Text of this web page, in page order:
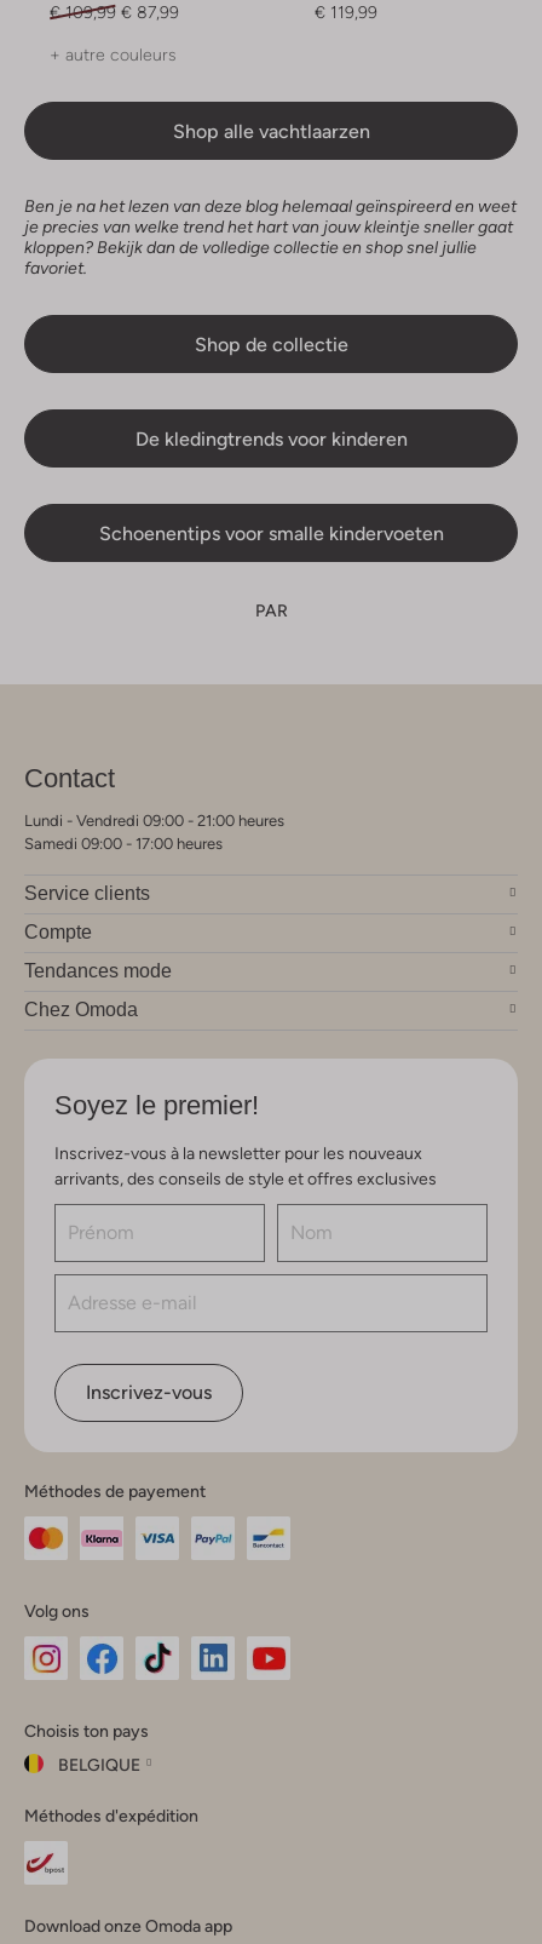
€ 109,99 € 87,99
+ autre couleurs
€ 119,99
Shop alle vachtlaarzen
Ben je na het lezen van deze blog helemaal geïnspireerd en weet
je precies van welke trend het hart van jouw kleintje sneller gaat
kloppen? Bekijk dan de volledige collectie en shop snel jullie
favoriet.
Shop de collectie
De kledingtrends voor kinderen
Schoenentips voor smalle kindervoeten
PAR
Contact
Lundi - Vendredi 09:00 - 21:00 heures
Samedi 09:00 - 17:00 heures
Service clients
Compte
Tendances mode
Chez Omoda
Soyez le premier!
Inscrivez-vous à la newsletter pour les nouveaux
arrivants, des conseils de style et offres exclusives
Inscrivez-vous
Méthodes de payement
Volg ons
Instagram
Facebook
TikTok
Choisis ton pays
BELGIQUE
ton
pays
Fermer
Méthodes d'expédition
Download onze Omoda app